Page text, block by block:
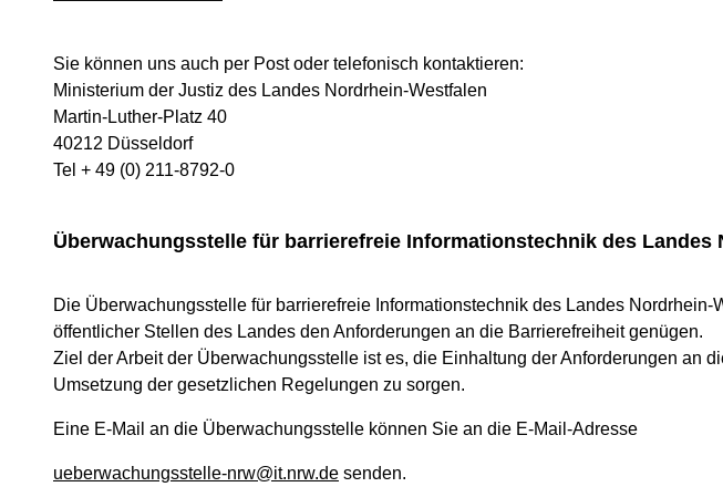
Sie können uns auch per Post oder telefonisch kontaktieren:
Ministerium der Justiz des Landes Nordrhein-Westfalen
Martin-Luther-Platz 40
40212 Düsseldorf
Tel + 49 (0) 211-8792-0
Überwachungsstelle für barrierefreie Informationstechnik des Landes
Die Überwachungsstelle für barrierefreie Informationstechnik des Landes
öffentlicher Stellen des Landes den Anforderungen an die Barrierefreiheit genügen.
Ziel der Arbeit der Überwachungsstelle ist es, die Einhaltung der Anforderungen an
Umsetzung der gesetzlichen Regelungen zu sorgen.
Eine E-Mail an die Überwachungsstelle können Sie an die E-Mail-Adresse
ueberwachungsstelle-nrw@it.nrw.de senden.